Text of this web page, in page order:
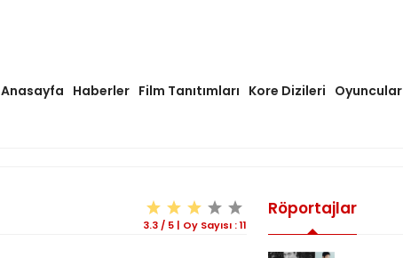
Anasayfa Haberler Film Tanıtımları Kore Dizileri Oyuncular
3.3 / 5 | Oy Sayısı :11
Röportajlar